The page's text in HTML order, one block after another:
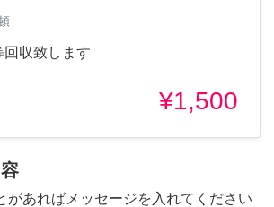
収致します
¥1,500
があればメッセージを入れてください